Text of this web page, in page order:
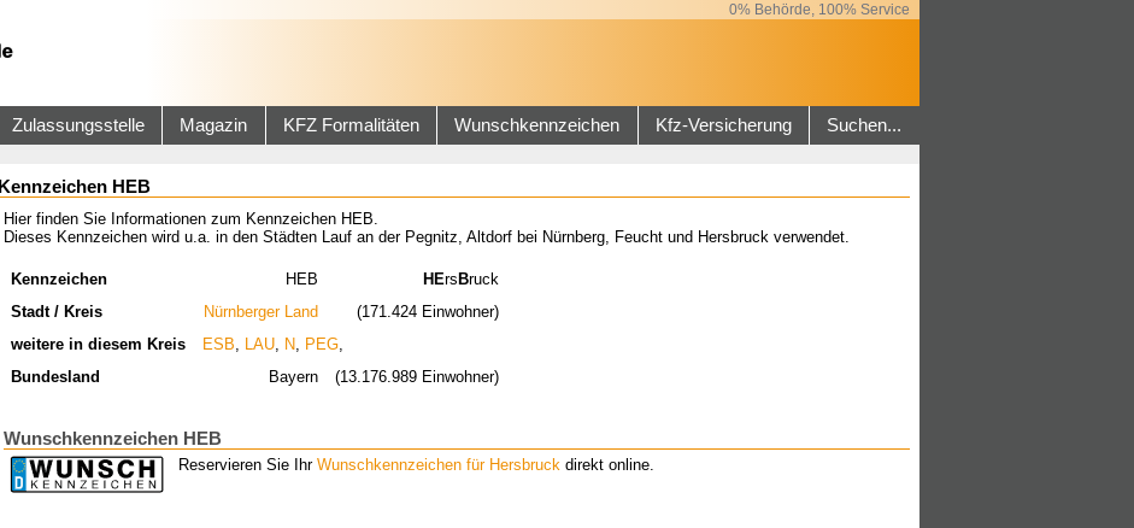
0% Behörde, 100% Service
Zulassungsstelle Magazin KFZ Formalitäten Wunschkennzeichen Kfz-Versicherung Suchen...
Kennzeichen HEB
Hier finden Sie Informationen zum Kennzeichen HEB.
Dieses Kennzeichen wird u.a. in den Städten Lauf an der Pegnitz, Altdorf bei Nürnberg, Feucht und Hersbruck verwendet.
Kennzeichen HEB HErsBruck
Stadt / Kreis
Nürnberger Land
(171.424 Einwohner)
weitere in diesem Kreis
ESB LAU N PEG
Bundesland
Bayern (13.176.989 Einwohner)
Wunschkennzeichen HEB
Reservieren Sie Ihr Wunschkennzeichen für Hersbruckdirekt online.